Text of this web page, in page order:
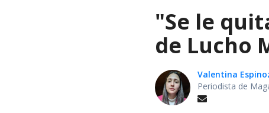
"Se le
de Lucho
Valentina
Periodista de